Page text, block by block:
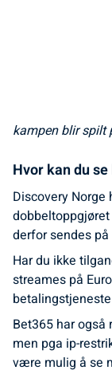
kampen blir spilt
Hvor kan du
Discovery
derfor sendes
Har du ikke
streames på
Bet365 har
men pga ip-
være mulig å se